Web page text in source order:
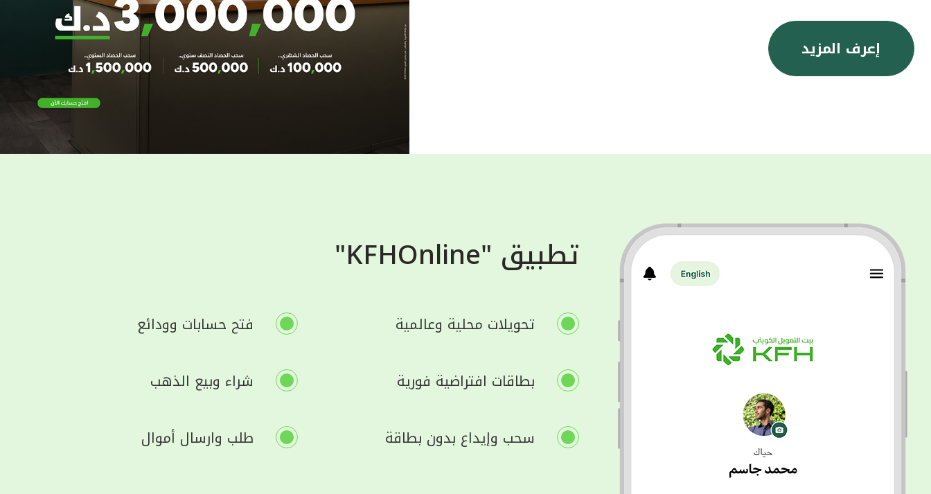
إعرف المزيد
تطبيق "KFHOnline"
تحويلات محلية وعالمية فتح حسابات وودائع
بطاقات افتراضية فورية شراء وبيع الذهب
سحب وإيداع بدون بطاقة طلب وارسال أموال